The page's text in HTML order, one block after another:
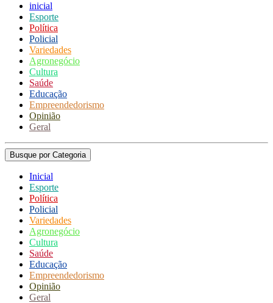
inicial
Esporte
Política
Policial
Variedades
Agronegócio
Cultura
Saúde
Educação
Empreendedorismo
Opinião
Geral
Busque por Categoria
Inicial
Esporte
Política
Policial
Variedades
Agronegócio
Cultura
Saúde
Educação
Empreendedorismo
Opinião
Geral